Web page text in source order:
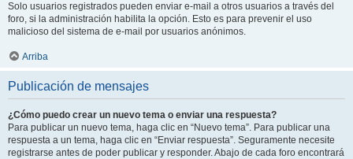
Solo usuarios registrados pueden enviar e-mail a otros usuarios a través del
foro, si la administración habilita la opción. Esto es para prevenir el uso
malicioso del sistema de e-mail por usuarios anónimos.
Arriba
Publicación de mensajes
¿Cómo puedo crear un nuevo tema o enviar una respuesta?
Para publicar un nuevo tema, haga clic en “Nuevo tema”. Para publicar una
respuesta a un tema, haga clic en “Enviar respuesta”. Seguramente necesite
registrarse antes de poder publicar y responder. Abajo de cada foro encontrará